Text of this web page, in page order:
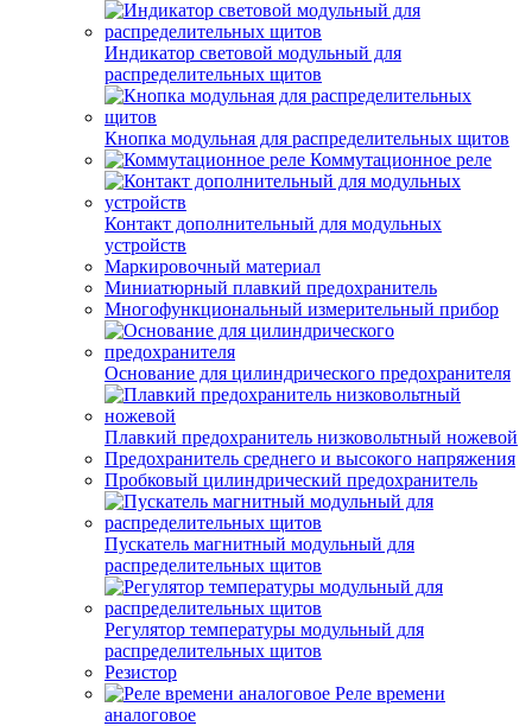
Индикатор световой модульный для
распределительных щитов
Кнопка модульная для распределительных щитов
Коммутационное реле
Контакт дополнительный для модульных
устройств
Маркировочный материал
Миниатюрный плавкий предохранитель
Многофункциональный измерительный прибор
Основание для цилиндрического предохранителя
Плавкий предохранитель низковольтный ножевой
Предохранитель среднего и высокого напряжения
Пробковый цилиндрический предохранитель
Пускатель магнитный модульный для
распределительных щитов
Регулятор температуры модульный для
распределительных щитов
Резистор
Реле времени
аналоговое